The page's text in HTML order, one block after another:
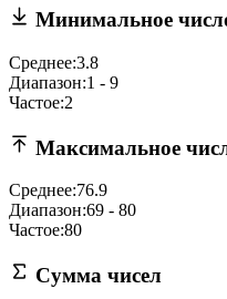
Минимальное
Среднее:3.8
Диапазон:1 - 9
Частое:2
Максимальное
Среднее:76.9
Диапазон:69 - 80
Частое:80
Сумма чисел